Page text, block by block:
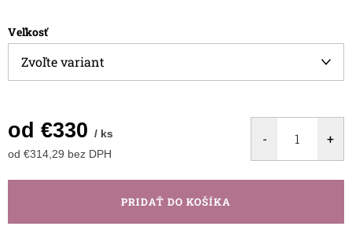
Veľkosť
od €330 / ks
od €314,29 bez DPH
cena:
PRIDAŤ DO KOŠÍKA